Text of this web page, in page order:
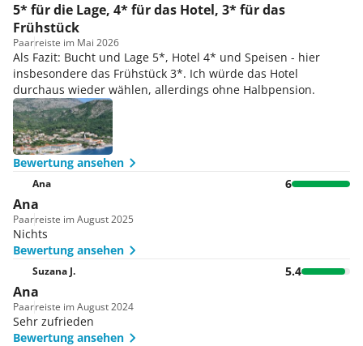
5* für die Lage, 4* für das Hotel, 3* für das
Frühstück
Paarreiste im Mai 2026
Als Fazit: Bucht und Lage 5*, Hotel 4* und Speisen - hier
insbesondere das Frühstück 3*. Ich würde das Hotel
durchaus wieder wählen, allerdings ohne Halbpension.
Bewertung ansehen
Ana 6
Ana
Paarreiste im August 2025
Nichts
Bewertung ansehen
Suzana J. 5.4
Ana
Paarreiste im August 2024
Sehr zufrieden
Bewertung ansehen